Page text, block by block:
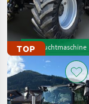
TOPGebrauchtmaschine